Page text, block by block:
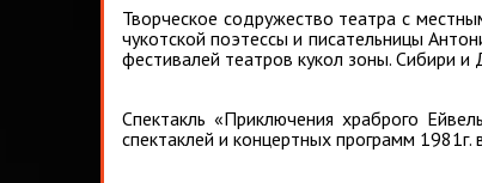
Творческое содружество театра с
чукотской поэтессы и писательницы
фестивалей театров кукол зоны. Сибири и
Спектакль «Приключения храброго
спектаклей и концертных программ 1981г.